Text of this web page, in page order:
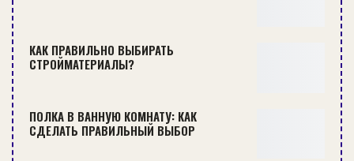
существует множество, это могут быть как
народные, проверенные годами средства, так и
новомодные составы, в изобилии
представленные на современном рынке. Кроме
того, можно воспользоваться агрессивными
средствами, но это уже крайность и такой
подход потребует четкого соблюдения техники
КАК ПРАВИЛЬНО ВЫБИРАТЬ
СТРОЙМАТЕРИАЛЫ?
ПОЛКА В ВАННУЮ КОМНАТУ: КАК
СДЕЛАТЬ ПРАВИЛЬНЫЙ ВЫБОР